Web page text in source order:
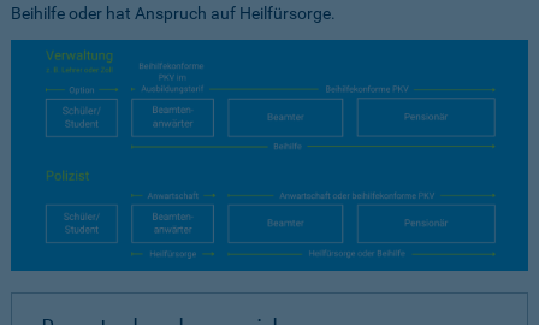
Beihilfe oder hat Anspruch auf Heilfürsorge.